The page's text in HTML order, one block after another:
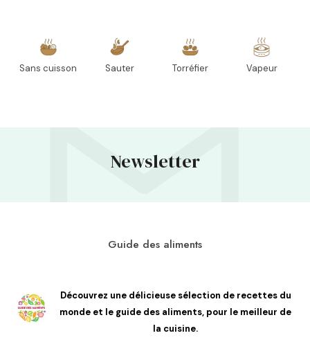
Sans cuisson Sauter Torréfier Vapeur
Newsletter
Guide des aliments
Découvrez une délicieuse sélection de recettes du
monde et le guide des aliments, pour le meilleur de
la cuisine.